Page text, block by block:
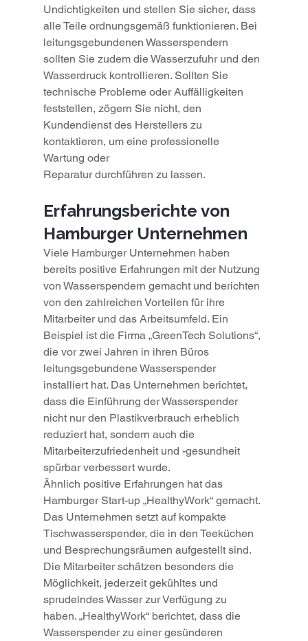
Undichtigkeiten und stellen Sie sicher, dass
alle Teile ordnungsgemäß funktionieren. Bei
leitungsgebundenen Wasserspendern
sollten Sie zudem die Wasserzufuhr und den
Wasserdruck kontrollieren. Sollten Sie
technische Probleme oder Auffälligkeiten
feststellen, zögern Sie nicht, den
Kundendienst des Herstellers zu
kontaktieren, um eine professionelle
Wartung oder
Reparatur durchführen zu lassen.
Erfahrungsberichte von
Hamburger Unternehmen
Viele Hamburger Unternehmen haben
bereits positive Erfahrungen mit der Nutzung
von Wasserspendern gemacht und berichten
von den zahlreichen Vorteilen für ihre
Mitarbeiter und das Arbeitsumfeld. Ein
Beispiel ist die Firma „GreenTech Solutions“,
die vor zwei Jahren in ihren Büros
leitungsgebundene Wasserspender
installiert hat. Das Unternehmen berichtet,
dass die Einführung der Wasserspender
nicht nur den Plastikverbrauch erheblich
reduziert hat, sondern auch die
Mitarbeiterzufriedenheit und -gesundheit
spürbar verbessert wurde.
Ähnlich positive Erfahrungen hat das
Hamburger Start-up „HealthyWork“ gemacht.
Das Unternehmen setzt auf kompakte
Tischwasserspender, die in den Teeküchen
und Besprechungsräumen aufgestellt sind.
Die Mitarbeiter schätzen besonders die
Möglichkeit, jederzeit gekühltes und
sprudelndes Wasser zur Verfügung zu
haben. „HealthyWork“ berichtet, dass die
Wasserspender zu einer gesünderen